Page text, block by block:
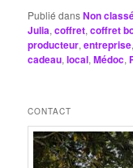
Publié dansNon
Julia,coffret,coffret
producteur,entreprise
cadeau,local,Médoc,
CONTACT